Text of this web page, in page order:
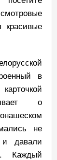
красивые
в
о
не
давали
Каждый